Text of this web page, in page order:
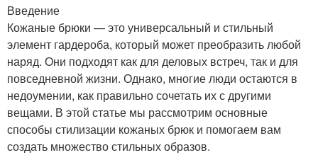
Введение
Кожаные брюки — это универсальный и стильный
элемент гардероба, который может преобразить любой
наряд. Они подходят как для деловых встреч, так и для
повседневной жизни. Однако, многие люди остаются в
недоумении, как правильно сочетать их с другими
вещами. В этой статье мы рассмотрим основные
способы стилизации кожаных брюк и помогаем вам
создать множество стильных образов.